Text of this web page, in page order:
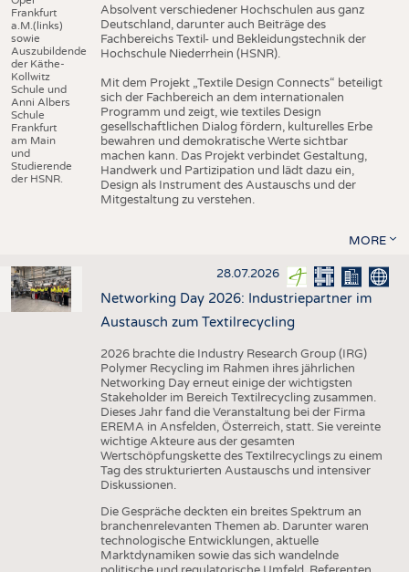
Frankfurt
a.M.(links)
sowie
Auszubildende
der Käthe-
Kollwitz
Schule und
Anni Albers
Schule
Frankfurt
am Main
und
Studierende
der HSNR.
Absolvent verschiedener Hochschulen aus ganz
Deutschland, darunter auch Beiträge des
Fachbereichs Textil- und Bekleidungstechnik der
Hochschule Niederrhein (HSNR).
Mit dem Projekt „Textile Design Connects“ beteiligt
sich der Fachbereich an dem internationalen
Programm und zeigt, wie textiles Design
gesellschaftlichen Dialog fördern, kulturelles Erbe
bewahren und demokratische Werte sichtbar
machen kann. Das Projekt verbindet Gestaltung,
Handwerk und Partizipation und lädt dazu ein,
Design als Instrument des Austauschs und der
Mitgestaltung zu verstehen.
MORE
28.07.2026
Networking Day 2026: Industriepartner im
Austausch zum Textilrecycling
2026 brachte die Industry Research Group (IRG)
Polymer Recycling im Rahmen ihres jährlichen
Networking Day erneut einige der wichtigsten
Stakeholder im Bereich Textilrecycling zusammen.
Dieses Jahr fand die Veranstaltung bei der Firma
EREMA in Ansfelden, Österreich, statt. Sie vereinte
wichtige Akteure aus der gesamten
Wertschöpfungskette des Textilrecyclings zu einem
Tag des strukturierten Austauschs und intensiver
Diskussionen.
Die Gespräche deckten ein breites Spektrum an
branchenrelevanten Themen ab. Darunter waren
technologische Entwicklungen, aktuelle
Marktdynamiken sowie das sich wandelnde